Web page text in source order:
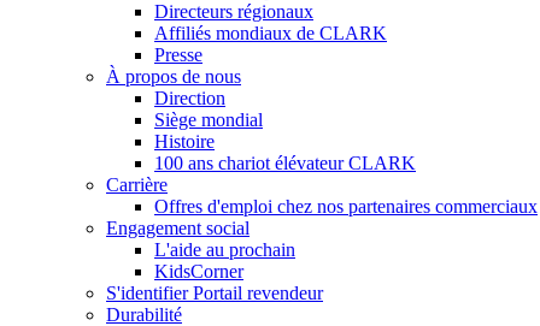
Directeurs régionaux
Affiliés mondiaux de CLARK
Presse
À propos de nous
Direction
Siège mondial
Histoire
100 ans chariot élévateur CLARK
Carrière
Offres d'emploi chez nos partenaires commerciaux
Engagement social
L'aide au prochain
KidsCorner
S'identifier Portail revendeur
Durabilité